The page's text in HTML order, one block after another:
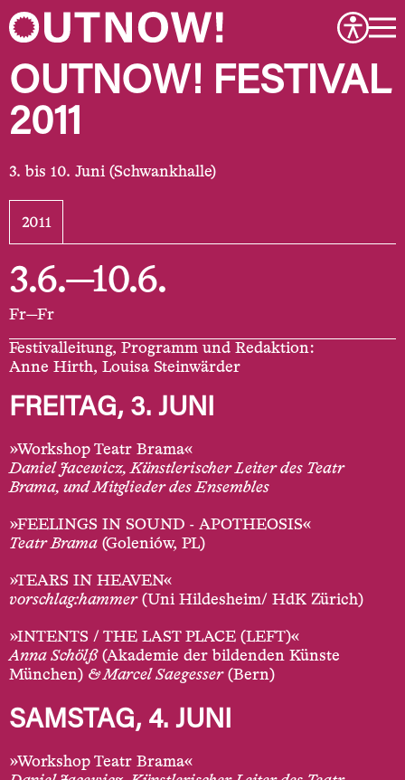
OUTNOW! FESTIVAL
2011
bis 10. Juni (Schwankhalle)
2011
3.6.—10.6.
Fr—Fr
Festivalleitung, Programm und Redaktion:
Anne Hirth, Louisa Steinwärder
FREITAG, 3. JUNI
»Workshop Teatr Brama«
Daniel Jacewicz, Künstlerischer Leiter des Teatr
Brama, und Mitglieder des Ensembles
»FEELINGS IN SOUND - APOTHEOSIS«
Teatr Brama (Goleniów, PL)
»TEARS IN HEAVEN«
vorschlag:hammer(Uni Hildesheim/ HdK Zürich)
»INTENTS / THE LAST PLACE (LEFT)«
Anna Schölß(Akademie der bildenden Künste
München) & Marcel Saegesser(Bern)
SAMSTAG, 4. JUNI
»Workshop Teatr Brama«